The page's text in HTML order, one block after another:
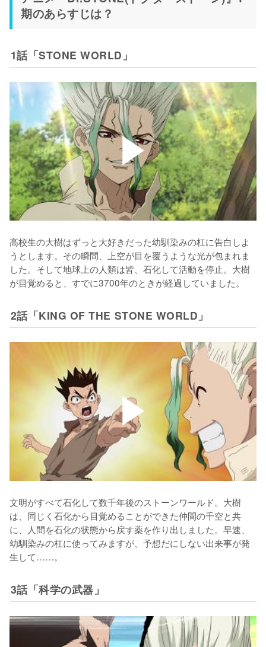
期のあらすじは？
1話「STONE WORLD」
高校生の大樹はずっと大好きだった幼馴染みの杠に告白しよ
うとします。その瞬間、上空が目を覆うような光が包まれま
した。そして地球上の人類は皆、石化して活動を停止。大樹
が目覚めると、すでに3700年のときが経過していました。
2話「KING OF THE STONE WORLD」
文明がすべて石化して数千年後のストーンワールド。大樹
は、同じく石化から目覚めることができた仲間の千空と共
に、人間を石化の状態から戻す薬を作り出しました。早速、
幼馴染みの杠に使ってみますが、予想だにしない出来事が発
生して……。
3話「科学の武器」